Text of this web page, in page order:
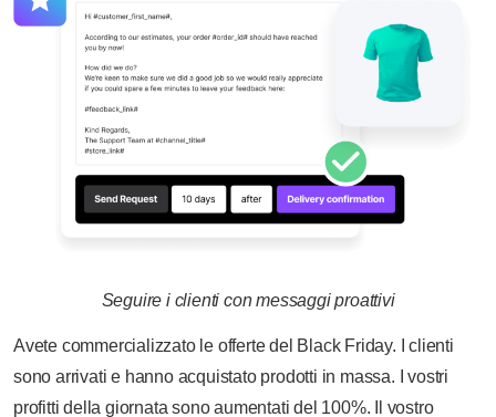
Seguire i clienti con messaggi proattivi
Avete commercializzato le offerte del Black Friday. I clienti
sono arrivati e hanno acquistato prodotti in massa. I vostri
profitti della giornata sono aumentati del 100%. Il vostro